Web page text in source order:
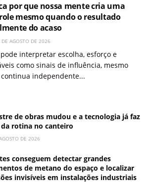
por que nossa mente cria uma
mesmo quando o resultado
do acaso
DE AGOSTO DE 2026
interpretar escolha, esforço e
como sinais de influência, mesmo
independente...
de obras mudou e a tecnologia já faz
rotina no canteiro
DE 2026
conseguem detectar grandes
de metano do espaço e localizar
invisíveis em instalações industriais